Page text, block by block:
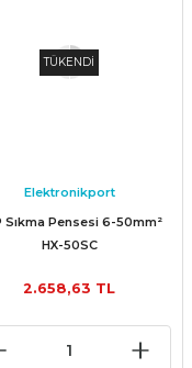
TÜKENDİ
Elektronikport
Sıkma Pensesi 6-50mm²
HX-50SC
2.658,63 TL